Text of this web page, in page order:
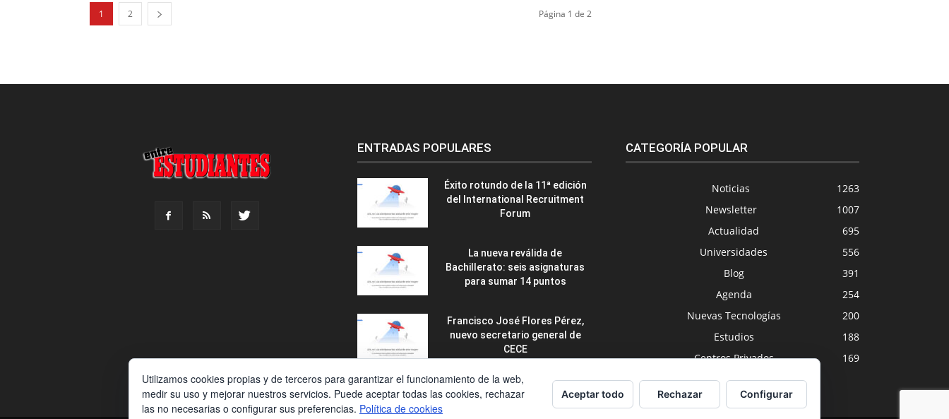
1 2 Página 1 de 2
ENTRADAS POPULARES
Éxito rotundo de la 11ª edición
del International Recruitment
Forum
La nueva reválida de
Bachillerato: seis asignaturas
para sumar 14 puntos
Francisco José Flores Pérez,
nuevo secretario general de
CECE
CATEGORÍA POPULAR
Noticias
1263
Newsletter
1007
Actualidad
695
Universidades
556
Blog
391
Agenda
254
Nuevas Tecnologías
200
Estudios
188
Centros Privados
169
Utilizamos cookies propias y de terceros para garantizar el funcionamiento de la web,
medir su uso y mejorar nuestros servicios. Puede aceptar todas las cookies, rechazar
las no necesarias o configurar sus preferencias. Política de cookies
Aceptar todo Rechazar Configurar